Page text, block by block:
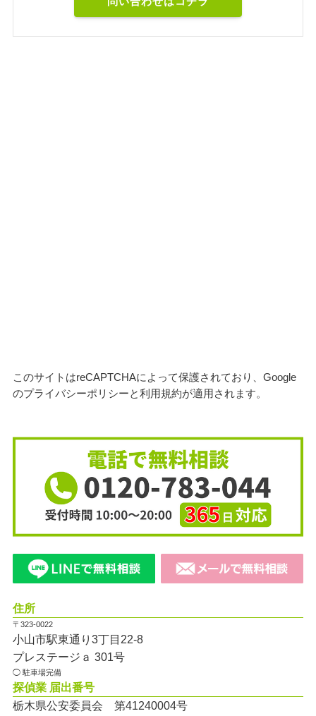
このサイトはreCAPTCHAによって保護されており、Google
のプライバシーポリシーと利用規約が適用されます。
住所
〒323-0022
小山市駅東通り3丁目22-8
プレステージａ 301号
◯ 駐車場完備
探偵業 届出番号
栃木県公安委員会 第41240004号